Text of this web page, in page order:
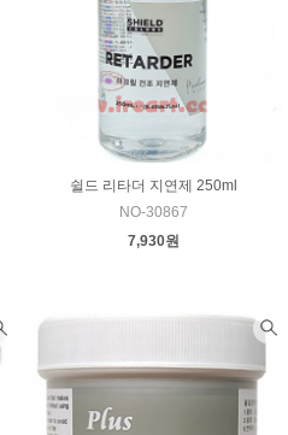
쉴드 리타더 지연제 250ml
NO-30867
7,930원